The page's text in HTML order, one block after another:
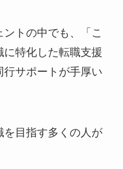
トの中でも、「こ
に特化した転職支援
行サポートが手厚い
を目指す多くの人が